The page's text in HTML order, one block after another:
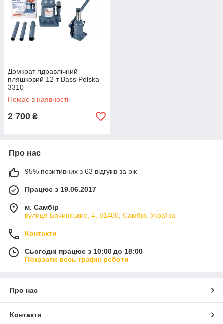
Домкрат гідравлічний
пляшковий 12 т Bass Polska
3310
Немає в наявності
2 700 ₴
Про нас
95% позитивних з 63 відгуків за рік
Працює з 19.06.2017
м. Самбір
вулиця Бачинських, 4, 81400, Самбір, Україна
Контакти
Сьогодні працює з 10:00 до 18:00
Показати весь графік роботи
Про нас
Контакти